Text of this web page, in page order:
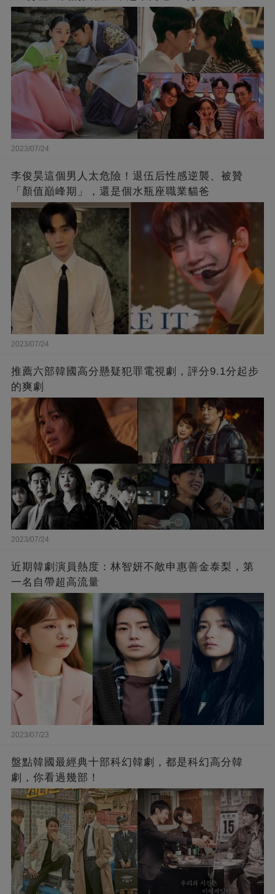
2023/07/24
李俊昊這個男人太危險！退伍后性感逆襲、被贊
「顏值巔峰期」，還是個水瓶座職業貓爸
2023/07/24
推薦六部韓國高分懸疑犯罪電視劇，評分9.1分起步
的爽劇
2023/07/24
近期韓劇演員熱度：林智妍不敵申惠善金泰梨，第
一名自帶超高流量
2023/07/23
盤點韓國最經典十部科幻韓劇，都是科幻高分韓
劇，你看過幾部！